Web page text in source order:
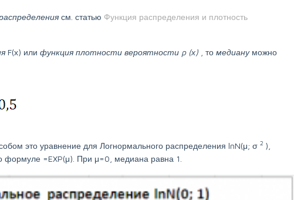
см. статью Функция распределения и плотность
F(х) или функция плотности вероятности p (х) , то медиану можно
это уравнение для Логнормального распределения lnN(μ; σ 2 ),
формуле =EXP(μ). При μ=0, медиана равна 1.